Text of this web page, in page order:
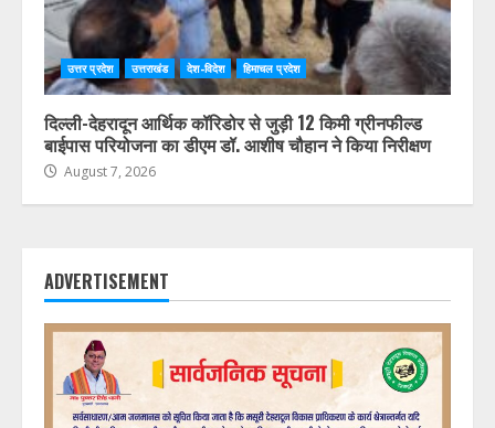
उत्तर प्रदेश उत्तराखंड देश-विदेश हिमाचल प्रदेश
दिल्ली-देहरादून आर्थिक कॉरिडोर से जुड़ी 12 किमी ग्रीनफील्ड
बाईपास परियोजना का डीएम डॉ. आशीष चौहान ने किया निरीक्षण
August 7, 2026
ADVERTISEMENT